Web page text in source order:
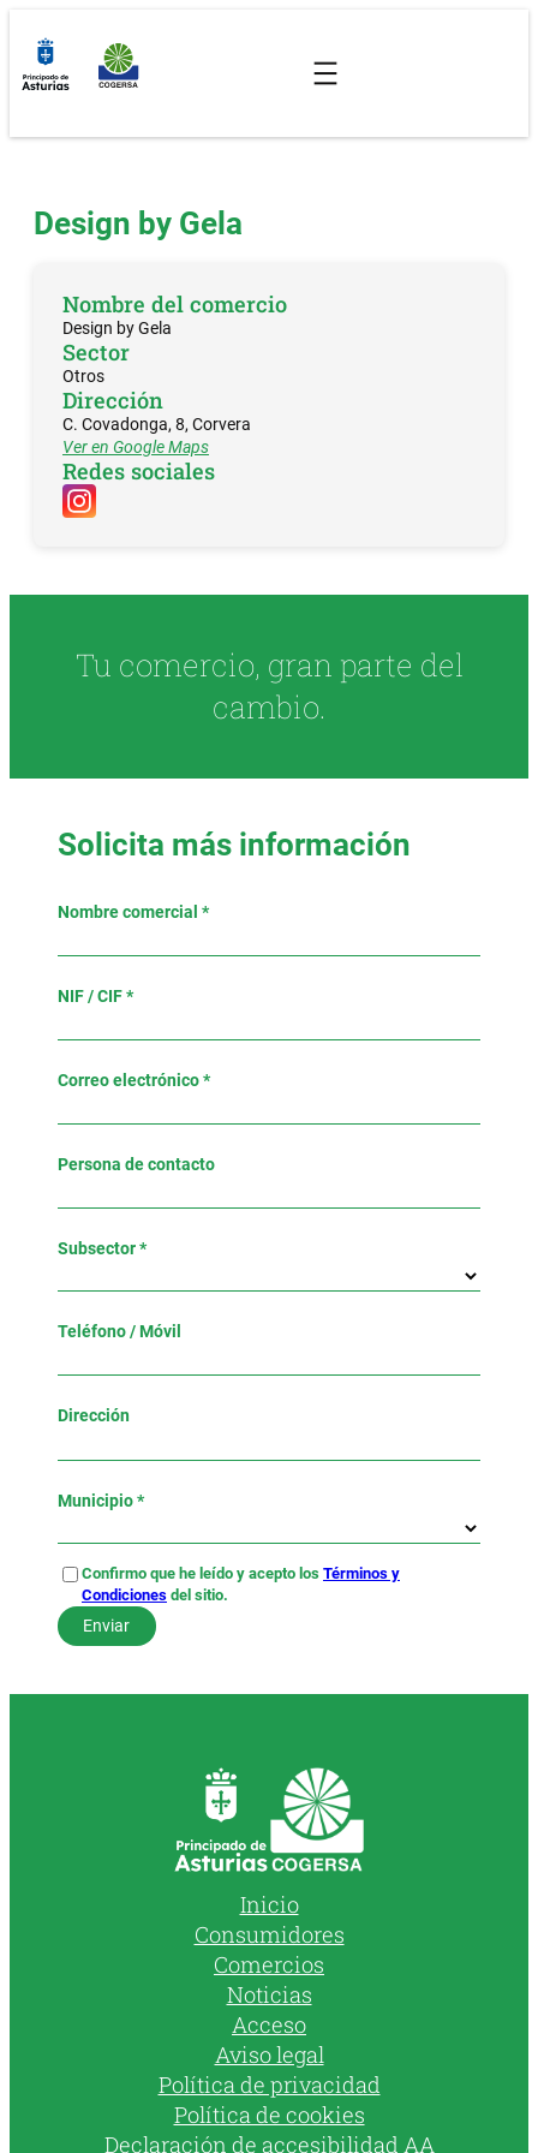
contenido
Design by Gela
Nombre del comercio
Design by Gela
Sector
Otros
Dirección
C. Covadonga, 8, Corvera
Ver en Google Maps
Redes sociales
Tu comercio, gran parte del
cambio.
Solicita más información
Nombre comercial *
NIF / CIF *
Correo electrónico *
Persona de contacto
Subsector *
Teléfono / Móvil
Dirección
Municipio *
Confirmo que he leído y acepto los Términos y
Condiciones del sitio.
Inicio
Consumidores
Comercios
Noticias
Acceso
Aviso legal
Política de privacidad
Política de cookies
Declaración de accesibilidad AA